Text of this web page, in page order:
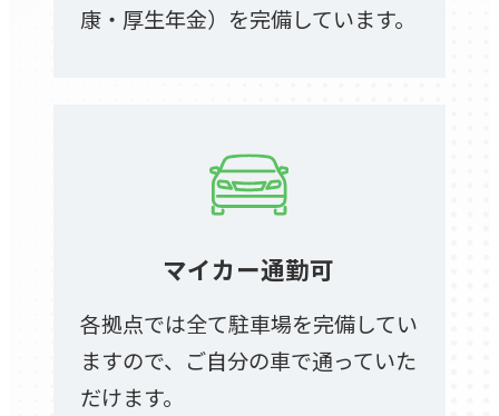
康・厚生年金）を完備しています。
マイカー通勤可
各拠点では全て駐車場を完備してい
ますので、ご自分の車で通っていた
だけます。